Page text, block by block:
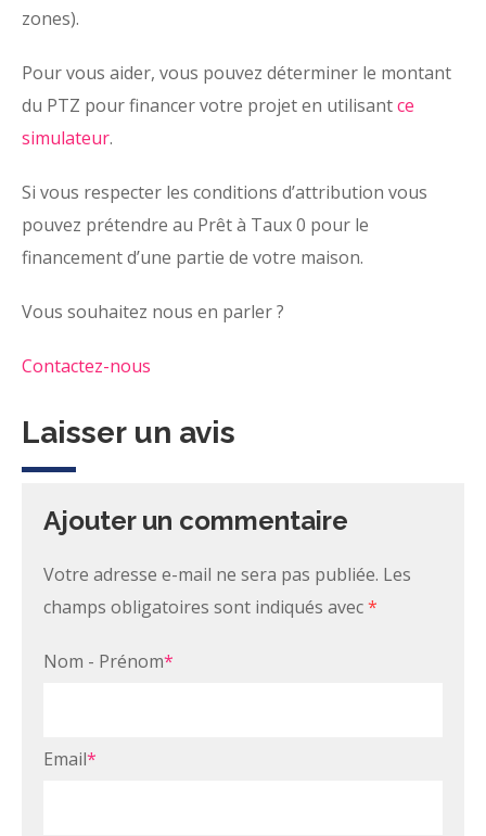
zones).
Pour vous aider, vous pouvez déterminer le montant
du PTZ pour financer votre projet en utilisantce
simulateur.
Si vous respecter les conditions d’attribution vous
pouvez prétendre au Prêt à Taux 0 pour le
financement d’une partie de votre maison.
Vous souhaitez nous en parler ?
Contactez-nous
Laisser un avis
Ajouter un commentaire
Votre adresse e-mail ne sera pas publiée. Les
champs obligatoires sont indiqués avec*
Nom - Prénom*
Email*